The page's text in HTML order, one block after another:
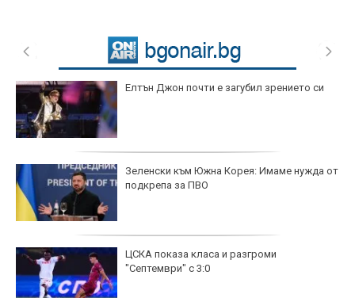
Елтън Джон почти е загубил зрението си
Зеленски към Южна Корея: Имаме нужда от
подкрепа за ПВО
ЦСКА показа класа и разгроми
"Септември" с 3:0